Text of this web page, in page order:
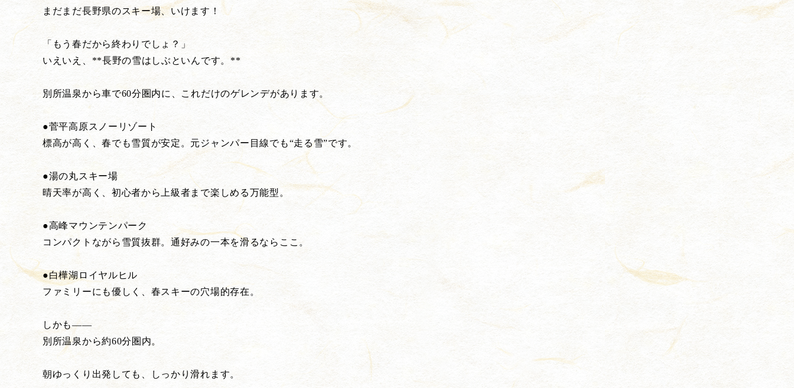
まだまだ長野県のスキー場、いけます！
「もう春だから終わりでしょ？」
いえいえ、**長野の雪はしぶといんです。**
別所温泉から車で60分圏内に、これだけのゲレンデがあります。
●菅平高原スノーリゾート
標高が高く、春でも雪質が安定。元ジャンパー目線でも“走る雪”です。
●湯の丸スキー場
晴天率が高く、初心者から上級者まで楽しめる万能型。
●高峰マウンテンパーク
コンパクトながら雪質抜群。通好みの一本を滑るならここ。
●白樺湖ロイヤルヒル
ファミリーにも優しく、春スキーの穴場的存在。
しかも――
別所温泉から約60分圏内。
朝ゆっくり出発しても、しっかり滑れます。